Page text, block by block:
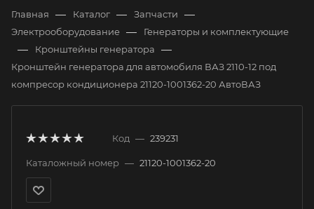
Главная — Каталог — Запчасти —
Электрооборудование — Генераторы и комплектующие
— Кронштейны генератора —
Кронштейн генератора для автомобиля ВАЗ 2110-12 под
компресор кондиционера 21120-1001362-20 АвтоВАЗ
Код — 239231
Каталожный номер — 21120-1001362-20